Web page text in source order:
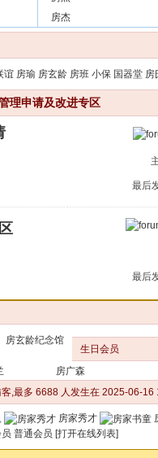
[ 历代房氏名人 ]
房杰
[ 华北：北京，天津，河
谊 房瑜 房玄龄 房班 小保 国器堂 房
理申请及改进专区
最后
最后
房玄龄纪念馆
生日会员
房广森
,最多 6688 人发生在 2025-06-16
房家秀才
普通会员 [打开在线列表]